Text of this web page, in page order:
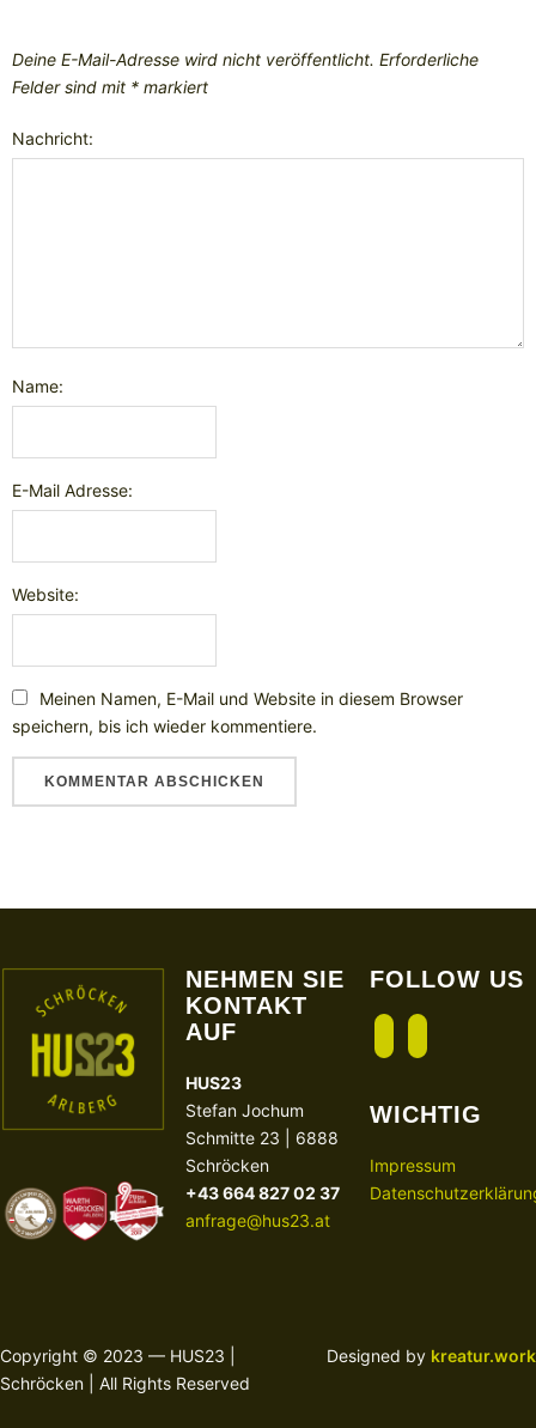
Deine E-Mail-Adresse wird nicht veröffentlicht. Erforderliche
Felder sind mit * markiert
Nachricht:
Name:
E-Mail Adresse:
Website:
Meinen Namen, E-Mail und Website in diesem Browser
speichern, bis ich wieder kommentiere.
NEHMEN SIE
KONTAKT
AUF
HUS23
Stefan Jochum
Schmitte 23 | 6888
Schröcken
+43 664 827 02 37
anfrage@hus23.at
FOLLOW US
WICHTIG
Impressum
Copyright © 2023 — HUS23 |
Schröcken | All Rights Reserved
Designed by kreatur.work